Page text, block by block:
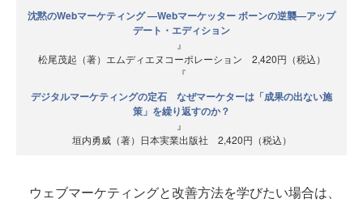
沈黙のWebマーケティング —Webマーケッター ボーンの逆襲—アップ
デート・エディション
』
松尾茂起（著）エムディエヌコーポレーション 2,420円（税込）
『
デジタルマーケティングの定石 なぜマーケターは「成果の出ない施
策」を繰り返すのか？
』
垣内勇威（著）日本実業出版社 2,420円（税込）
ウェブマーケティングと改善方法を学びたい場合は、